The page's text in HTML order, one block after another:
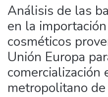
Estadísticas Externas
Manuales
Análisis de las
en la
cosméticos
Unión Europa
metropolitano